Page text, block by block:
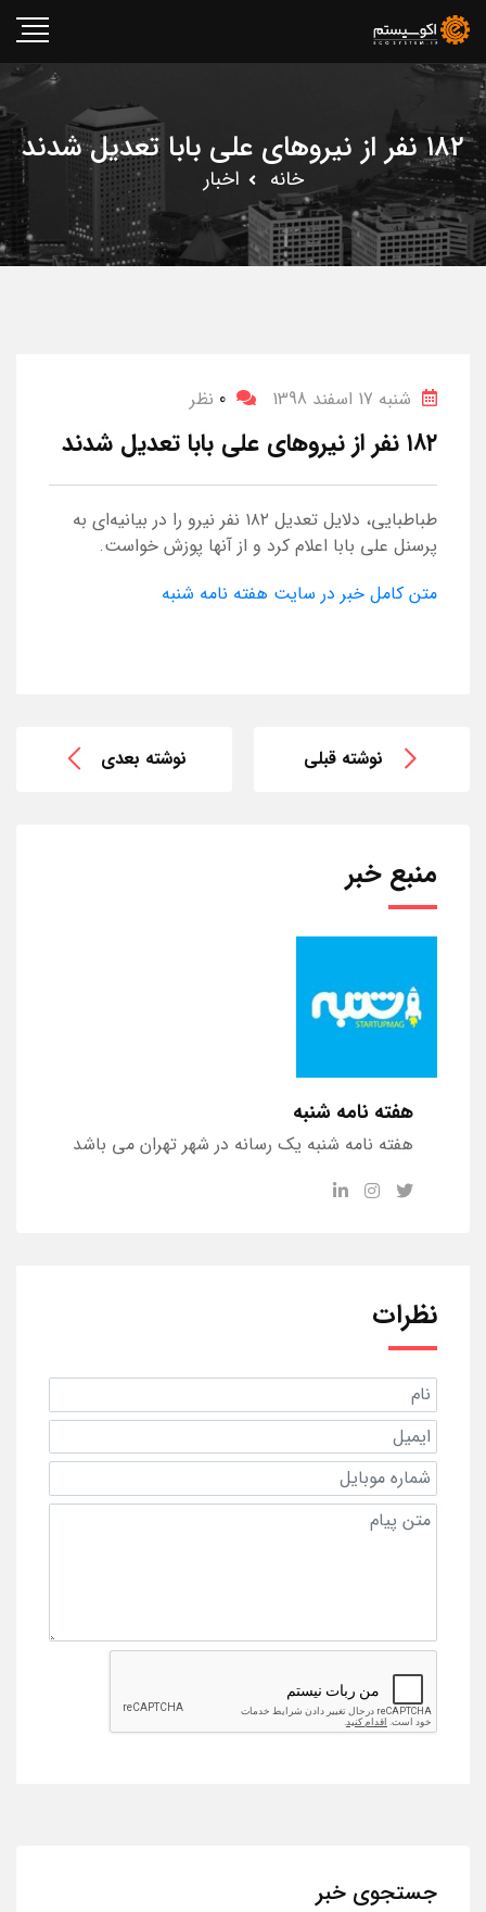
۱۸۲ نفر از نیروهای علی بابا تعدیل شدند
خانه اخبار
شنبه 17 اسفند 1398 0 نظر
۱۸۲ نفر از نیروهای علی بابا تعدیل شدند
طباطبایی، دلایل تعدیل ۱۸۲ نفر نیرو را در بیانیه‌ای به
پرسنل علی بابا اعلام کرد و از آنها پوزش خواست.
متن کامل خبر در سایت هفته نامه شنبه
نوشته قبلی نوشته بعدی
منبع خبر
هفته نامه شنبه
هفته نامه شنبه یک رسانه در شهر تهران می باشد
نظرات
جستجوی خبر